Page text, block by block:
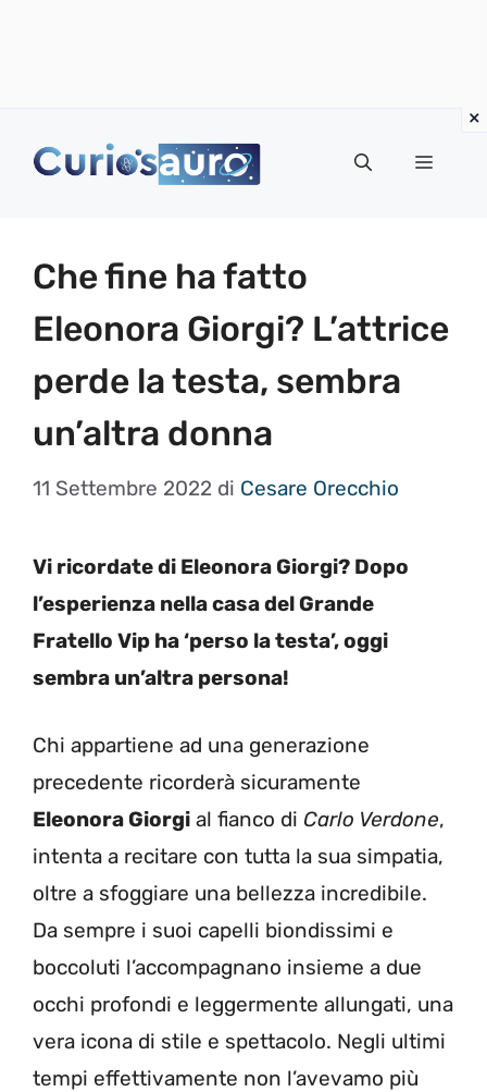
Menu
Che fine ha fatto
Eleonora Giorgi? L’attrice
perde la testa, sembra
un’altra donna
11 Settembre 2022 di Cesare Orecchio
Vi ricordate di Eleonora Giorgi? Dopo
l’esperienza nella casa del Grande
Fratello Vip ha ‘perso la testa’, oggi
sembra un’altra persona!
Chi appartiene ad una generazione
precedente ricorderà sicuramente
Eleonora Giorgi al fianco di Carlo Verdone,
intenta a recitare con tutta la sua simpatia,
oltre a sfoggiare una bellezza incredibile.
Da sempre i suoi capelli biondissimi e
boccoluti l’accompagnano insieme a due
occhi profondi e leggermente allungati, una
vera icona di stile e spettacolo. Negli ultimi
tempi effettivamente non l’avevamo più